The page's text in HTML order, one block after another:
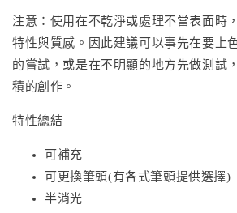
注意：使用在不乾淨或處理不當表面時
特性與質感。因此建議可以事先在要上
的嘗試，或是在不明顯的地方先做測試
積的創作。
特性總結
可補充
可更換筆頭(有各式筆頭提供選擇)
半消光